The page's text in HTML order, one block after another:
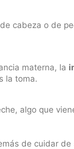
cabeza o de
materna, la
la toma.
algo que
de cuidar de